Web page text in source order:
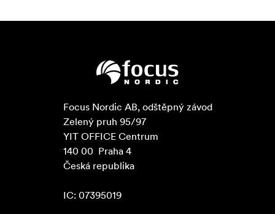
Focus Nordic AB, odštěpný závod
Zelený pruh 95/97
YIT OFFICE Centrum
140 00  Praha 4
Česká republika
IC: 07395019